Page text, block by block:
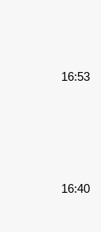
16:53
16:40